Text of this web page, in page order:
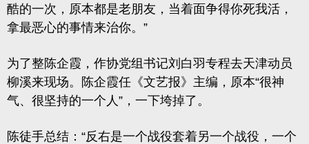
酷的一次，原本都是老朋友，当着面争得你死我活，
拿最恶心的事情来治你。”
为了整陈企霞，作协党组书记刘白羽专程去天津动员
柳溪来现场。陈企霞任《文艺报》主编，原本“很神
气、很坚持的一个人”，一下垮掉了。
陈徒手总结：“反右是一个战役套着另一个战役，一个